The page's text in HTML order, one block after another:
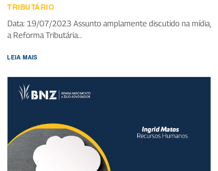
TRIBUTÁRIO
Data: 19/07/2023 Assunto amplamente discutido na mídia,
a Reforma Tributária...
LEIA MAIS